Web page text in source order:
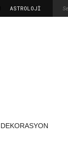
ASTROLOJİ
DEKORASYON